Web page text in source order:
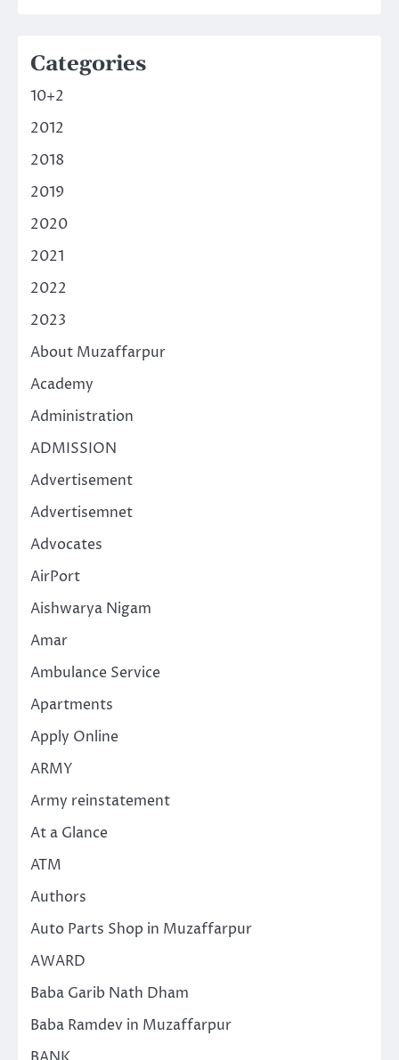
Categories
10+2
2012
2018
2019
2020
2021
2022
2023
About Muzaffarpur
Academy
Administration
ADMISSION
Advertisement
Advertisemnet
Advocates
AirPort
Aishwarya Nigam
Amar
Ambulance Service
Apartments
Apply Online
ARMY
Army reinstatement
At a Glance
ATM
Authors
Auto Parts Shop in Muzaffarpur
AWARD
Baba Garib Nath Dham
Baba Ramdev in Muzaffarpur